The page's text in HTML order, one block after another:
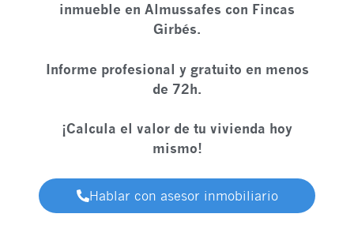
inmueble en Almussafes con Fincas
Girbés.
Informe profesional y gratuito en menos
de 72h.
¡Calcula el valor de tu vivienda hoy
mismo!
Hablar con asesor inmobiliario